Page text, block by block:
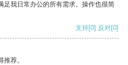
足我日常办公的所有需求。操作也很简
支持[0] 反对[0]
荐。